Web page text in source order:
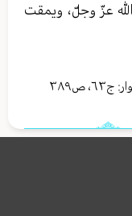
الله عزّ وجلّ، ويمقت
ج٦٣، ص٣٨٩